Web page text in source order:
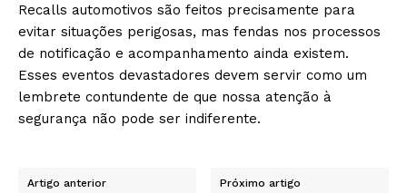
Recalls automotivos são feitos precisamente para
evitar situações perigosas, mas fendas nos processos
de notificação e acompanhamento ainda existem.
Esses eventos devastadores devem servir como um
lembrete contundente de que nossa atenção à
segurança não pode ser indiferente.
Artigo anterior Próximo artigo